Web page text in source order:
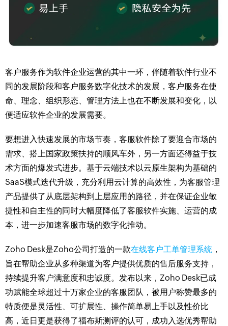
客户服务作为软件企业运营的其中一环，伴随着软件行业不
同的发展阶段和客户服务数字化技术的发展，客户服务在使
命、理念、组织形态、管理方法上也在不断发展和变化，以
便适应软件企业的发展需要。
要想进入快速发展的市场节奏，客服软件除了要迎合市场的
需求、搭上国家政策扶持的顺风车外，另一方面还得益于技
术方面的爆发式进步。基于云端技术以云原生架构为基础的
SaaS模式迭代升级，充分利用云计算的高效性，为客服管理
产品提供了从底层架构到上层应用的路径，并在保证企业敏
捷性和自主性的同时大幅度降低了客服软件实施、运营的成
本，进一步加速客服市场的数字化推动。
Zoho Desk是Zoho公司打造的一款在线客户工单管理系统 ，
旨在帮助企业从多种渠道为客户提供优质的售后服务支持，
持续提升客户满意度和忠诚度。发布以来，Zoho Desk已成
功赋能全球超过十万家企业的客服团队，被用户称赞最多的
特质便是灵活性、可扩展性、操作简单易上手以及性价比
高，近日更是获得了福布斯测评的认可，成功入选优秀帮助